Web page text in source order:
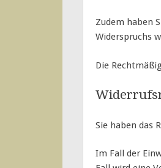
Zudem haben
Widerspruchs
Die
Sie haben das
Im Fall der